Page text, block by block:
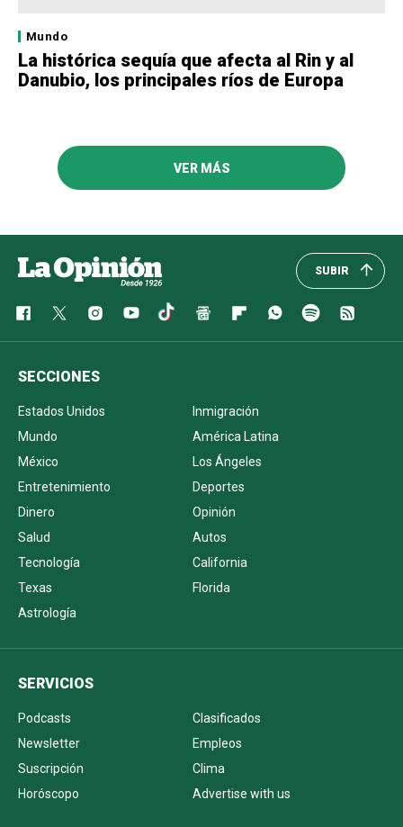
Mundo
La histórica sequía que afecta al Rin y al
Danubio, los principales ríos de Europa
VER MÁS
SUBIR
SECCIONES
Estados Unidos
Inmigración
Mundo
América Latina
México
Los Ángeles
Entretenimiento
Deportes
Dinero
Opinión
Salud
Autos
Tecnología
California
Texas
Florida
Astrología
SERVICIOS
Podcasts
Clasificados
Newsletter
Empleos
Suscripción
Clima
Horóscopo
Advertise with us